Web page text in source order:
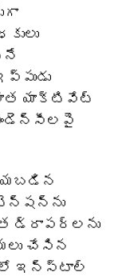
యాక్టివేట్
డ్రాపర్‌లను
చేసిన
ఇన్‌స్టాల్